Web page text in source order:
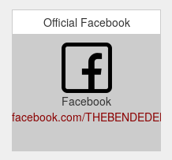
CHICKEN
Summer
Menu · Download menu ·
Gift Cards · What's On · Get
Function Spaces · Functions
https://
Lunch Specials
The
Summer Menu · Download
Official Facebook
Facebook
facebook.com/